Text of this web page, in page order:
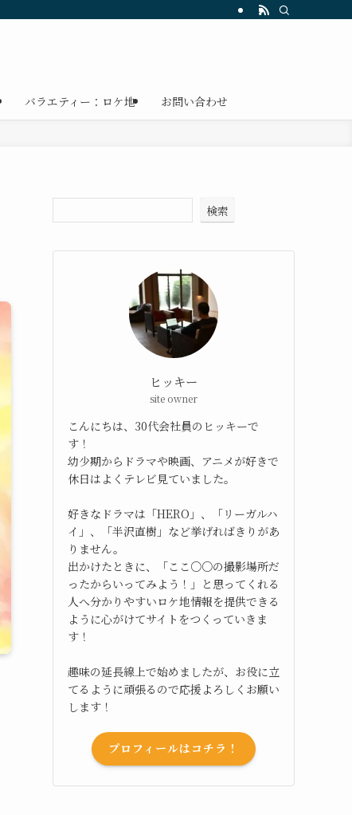
バラエティー：ロケ地 お問い合わせ
検索
ヒッキー
site owner
こんにちは、30代会社員のヒッキーで
す！
幼少期からドラマや映画、アニメが好きで
休日はよくテレビ見ていました。
好きなドラマは「HERO」、「リーガルハ
イ」、「半沢直樹」など挙げればきりがあ
りません。
出かけたときに、「ここ○○の撮影場所だ
ったからいってみよう！」と思ってくれる
人へ分かりやすいロケ地情報を提供できる
ように心がけてサイトをつくっていきま
す！
趣味の延長線上で始めましたが、お役に立
てるように頑張るので応援よろしくお願い
します！
プロフィールはコチラ！